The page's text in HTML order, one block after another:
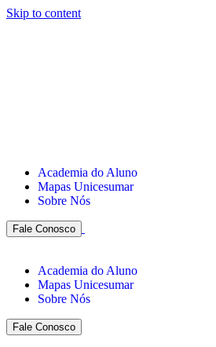
Skip to content
Academia do Aluno
Mapas Unicesumar
Sobre Nós
Fale Conosco
Academia do Aluno
Mapas Unicesumar
Sobre Nós
Fale Conosco